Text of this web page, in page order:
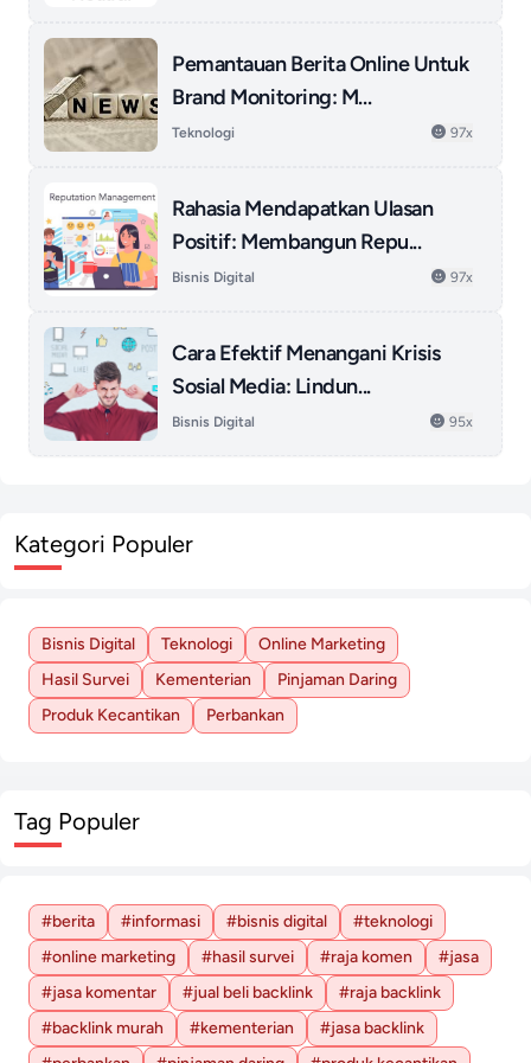
Pemantauan Berita Online Untuk
Brand Monitoring: M...
Teknologi 97x
Rahasia Mendapatkan Ulasan
Positif: Membangun Repu...
Bisnis Digital 97x
Cara Efektif Menangani Krisis
Sosial Media: Lindun...
Bisnis Digital 95x
Kategori Populer
Bisnis Digital Teknologi
Online Marketing
Hasil Survei
Kementerian
Pinjaman Daring
Produk Kecantikan
Perbankan
Tag Populer
#berita #informasi #bisnis digital
#teknologi
#online marketing
#hasil survei #raja komen
#jasa
#jasa komentar
#jual beli backlink
#raja backlink
#backlink murah
#kementerian
#jasa backlink